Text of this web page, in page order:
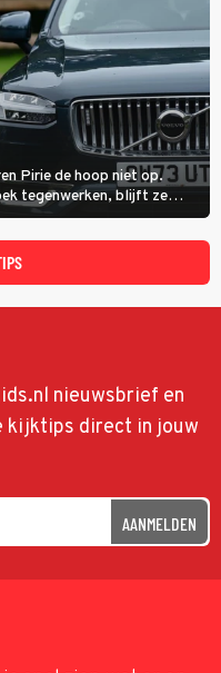
Pirie de hoop niet op.
tegenwerken, blijft ze
van Karen Pirie leidt het
nieuwsbrief en
kijktips direct in jouw
AANMELDEN